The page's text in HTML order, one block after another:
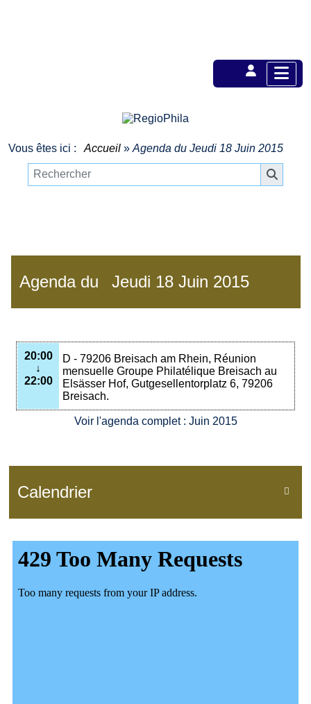
Vous êtes ici : Accueil » Agenda du Jeudi 18 Juin 2015

Calendrier
Agenda du Jeudi 18 Juin 2015
20:00
↓
22:00
D - 79206 Breisach am Rhein, Réunion
mensuelle Groupe Philatélique Breisach au
Elsässer Hof, Gutgesellentorplatz 6, 79206
Breisach.
Voir l'agenda complet : Juin 2015